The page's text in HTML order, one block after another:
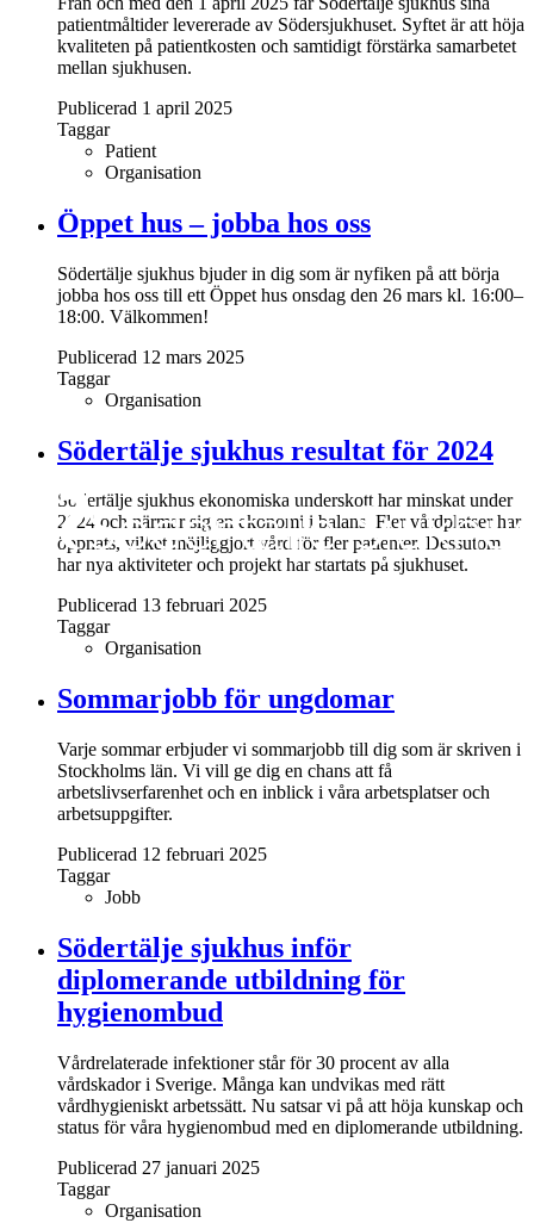
patientmåltider levererade av Södersjukhuset. Syftet är att höja
kvaliteten på patientkosten och samtidigt förstärka samarbetet
mellan sjukhusen.
Publicerad 1 april 2025
Taggar
Patient
Organisation
Öppet hus – jobba hos oss
Södertälje sjukhus bjuder in dig som är nyfiken på att börja
jobba hos oss till ett Öppet hus onsdag den 26 mars kl. 16:00–
18:00. Välkommen!
Publicerad 12 mars 2025
Taggar
Organisation
Södertälje sjukhus resultat för 2024
Södertälje sjukhus ekonomiska underskott har minskat under
2024 och närmar sig en ekonomi i balans. Fler vårdplatser har
öppnats, vilket möjliggjort vård för fler patienter. Dessutom
har nya aktiviteter och projekt har startats på sjukhuset.
Publicerad 13 februari 2025
Taggar
Organisation
Sommarjobb för ungdomar
Varje sommar erbjuder vi sommarjobb till dig som är skriven i
Stockholms län. Vi vill ge dig en chans att få
arbetslivserfarenhet och en inblick i våra arbetsplatser och
arbetsuppgifter.
Publicerad 12 februari 2025
Taggar
Jobb
Södertälje sjukhus inför
diplomerande utbildning för
hygienombud
Vårdrelaterade infektioner står för 30 procent av alla
vårdskador i Sverige. Många kan undvikas med rätt
vårdhygieniskt arbetssätt. Nu satsar vi på att höja kunskap och
status för våra hygienombud med en diplomerande utbildning.
Publicerad 27 januari 2025
Taggar
Organisation